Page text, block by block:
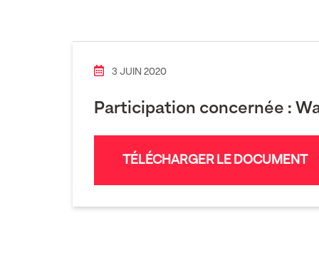
3 JUIN 2020
Participation concernée :
TÉLÉCHARGER LE DOCUMENT